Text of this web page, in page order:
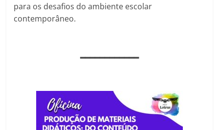
para os desafios do ambiente escolar
contemporâneo.
━━━━━━━━━━━━